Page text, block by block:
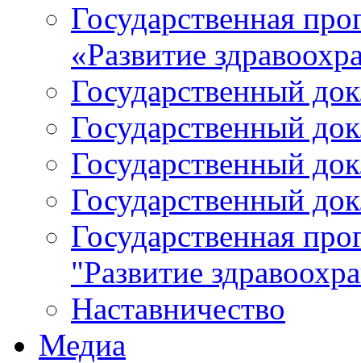
Государственная
«Развитие
Государственный
Государственный
Государственный
Государственный
Государственная
"Развитие
Наставничество
Медиа